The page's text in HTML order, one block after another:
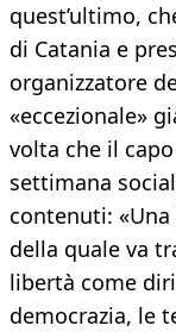
quest’ultimo,
di Catania e
organizzatore
«eccezionale»
volta che il
settimana
contenuti:
della quale va
libertà come
democrazia, le